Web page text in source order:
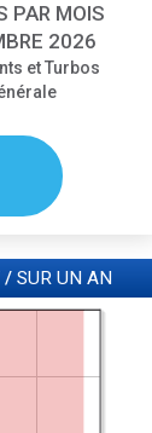
PAR MOIS
2026
et Turbos
/SUR UN AN